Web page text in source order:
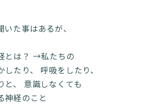
いた事はあるが、
とは？ →私たちの
たり、 呼吸をしたり、
と、 意識しなくても
神経のこと